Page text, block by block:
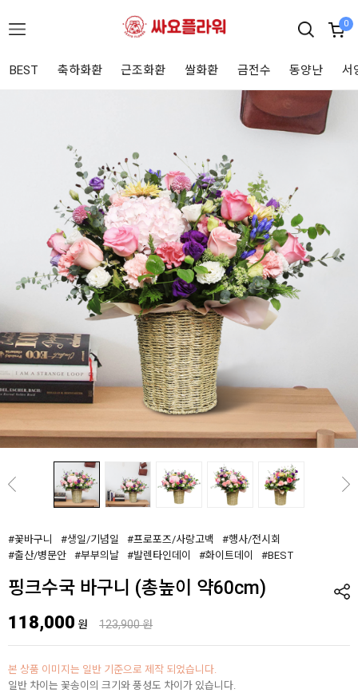
0
BEST 축하화환 근조화환 쌀화환 금전수 동양난 서
#꽃바구니 #생일/기념일 #프로포즈/사랑고백
#행사/전시회
#출산/병문안
#부부의날 #발렌타인데이 #화이트데이 #BEST
핑크수국 바구니 (총높이 약60cm)
118,000 원 123,900 원
본 상품 이미지는 일반 기준으로 제작 되었습니다.
일반 차이는 꽃송이의 크기와 풍성도 차이가 있습니다.